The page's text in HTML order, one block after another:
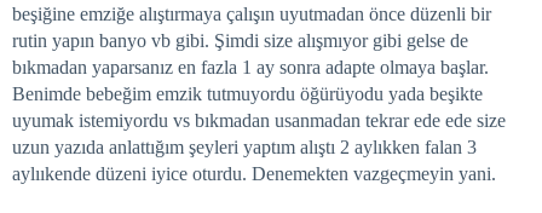
beşiğine emziğe alıştırmaya çalışın uyutmadan önce düzenli bir
rutin yapın banyo vb gibi. Şimdi size alışmıyor gibi gelse de
bıkmadan yaparsanız en fazla 1 ay sonra adapte olmaya başlar.
Benimde bebeğim emzik tutmuyordu öğürüyodu yada beşikte
uyumak istemiyordu vs bıkmadan usanmadan tekrar ede ede size
uzun yazıda anlattığım şeyleri yaptım alıştı 2 aylıkken falan 3
aylııkende düzeni iyice oturdu. Denemekten vazgeçmeyin yani.